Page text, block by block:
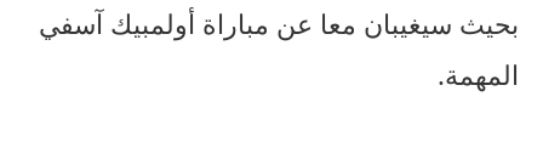
بحيث سيغيبان معا عن مباراة أولمبيك آسفي
المهمة.